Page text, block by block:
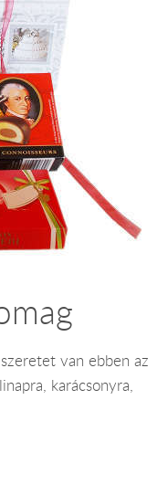
van ebben az
karácsonyra,